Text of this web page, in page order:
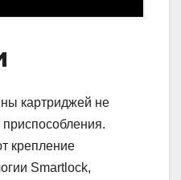
картриджей не
крепление
Smartlock,